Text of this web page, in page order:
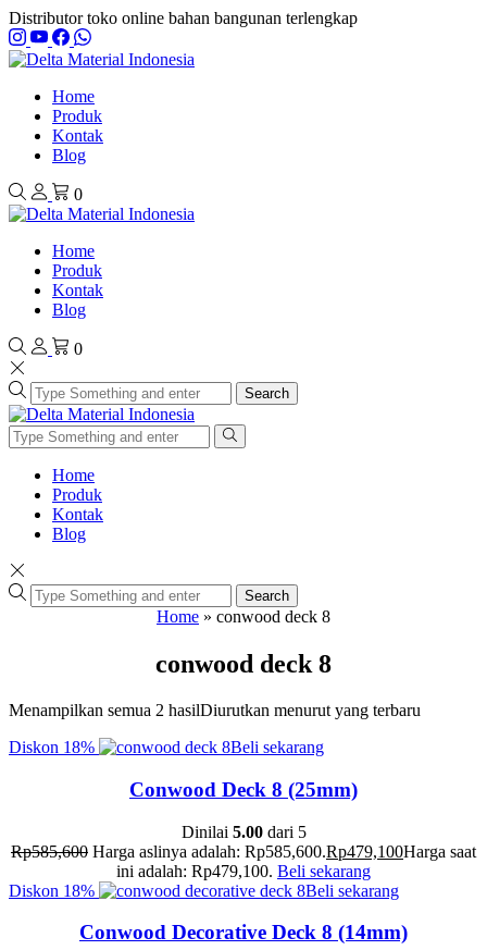
Distributor toko online bahan bangunan terlengkap
Home
Produk
Kontak
Blog
0
Home
Produk
Kontak
Blog
0
Search
Home
Produk
Kontak
Blog
Search
Home » conwood deck 8
conwood deck 8
Menampilkan semua 2 hasilDiurutkan menurut yang terbaru
Diskon 18% Beli sekarang
Conwood Deck 8 (25mm)
Dinilai 5.00dari 5
Rp585,600 Harga aslinya adalah: Rp585,600.Rp479,100Harga saat
ini adalah: Rp479,100. Beli sekarang
Diskon 18% Beli sekarang
Conwood Decorative Deck 8 (14mm)